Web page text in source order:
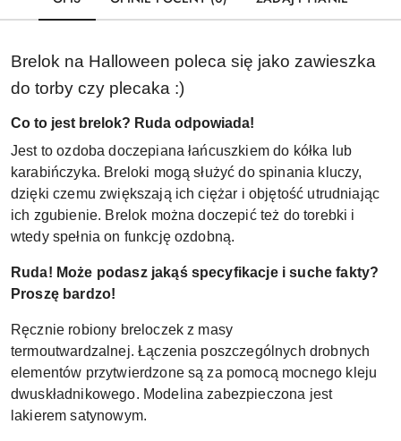
Brelok na Halloween poleca się jako zawieszka
do torby czy plecaka :)
Co to jest brelok? Ruda odpowiada!
Jest to ozdoba doczepiana łańcuszkiem do kółka lub
karabińczyka. Breloki mogą służyć do spinania kluczy,
dzięki czemu zwiększają ich ciężar i objętość utrudniając
ich zgubienie. Brelok można doczepić też do torebki i
wtedy spełnia on funkcję ozdobną.
Ruda! Może podasz jakąś specyfikacje i suche fakty?
Proszę bardzo!
Ręcznie robiony breloczek z masy
termoutwardzalnej. Łączenia poszczególnych drobnych
elementów przytwierdzone są za pomocą mocnego kleju
dwuskładnikowego. Modelina zabezpieczona jest
lakierem satynowym.